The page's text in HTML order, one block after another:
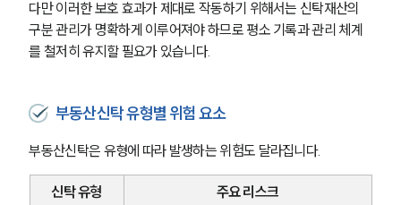
다만 이러한 보호 효과가 제대로 작동하기 위해서는 신탁재산의
구분 관리가 명확하게 이루어져야 하므로 평소 기록과 관리 체계
를 철저히 유지할 필요가 있습니다.
부동산신탁 유형별 위험 요소
부동산신탁은 유형에 따라 발생하는 위험도 달라집니다.
신탁 유형
주요 리스크